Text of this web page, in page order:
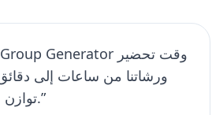
ورشاتنا من ساعات إلى
توازن وشمول كل دفعة.”